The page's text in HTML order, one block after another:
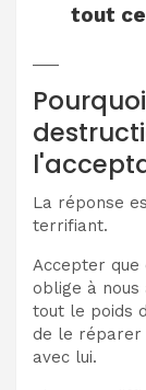
tout
La réponse
terrifiant.
Accepter que
oblige à
tout le poids
de le réparer
avec lui.